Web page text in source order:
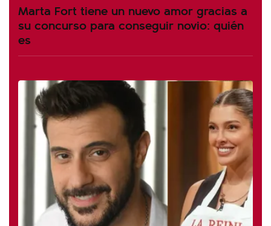
Marta Fort tiene un nuevo amor gracias a
su concurso para conseguir novio: quién
es